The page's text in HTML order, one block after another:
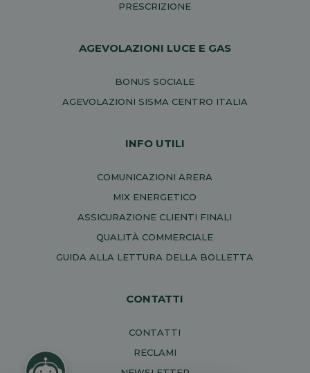
PRESCRIZIONE
AGEVOLAZIONI LUCE E GAS
BONUS SOCIALE
AGEVOLAZIONI SISMA CENTRO ITALIA
INFO UTILI
COMUNICAZIONI ARERA
MIX ENERGETICO
ASSICURAZIONE CLIENTI FINALI
QUALITÀ COMMERCIALE
GUIDA ALLA LETTURA DELLA BOLLETTA
CONTATTI
CONTATTI
RECLAMI